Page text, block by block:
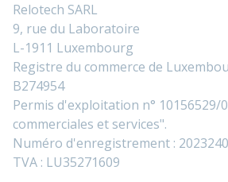
Relotech SARL
9, rue du Laboratoire
L-1911 Luxembourg
Registre du commerce de
B274954
Permis d'exploitation n° 10156529/
commerciales et services".
Numéro d'enregistrement :
TVA : LU35271609